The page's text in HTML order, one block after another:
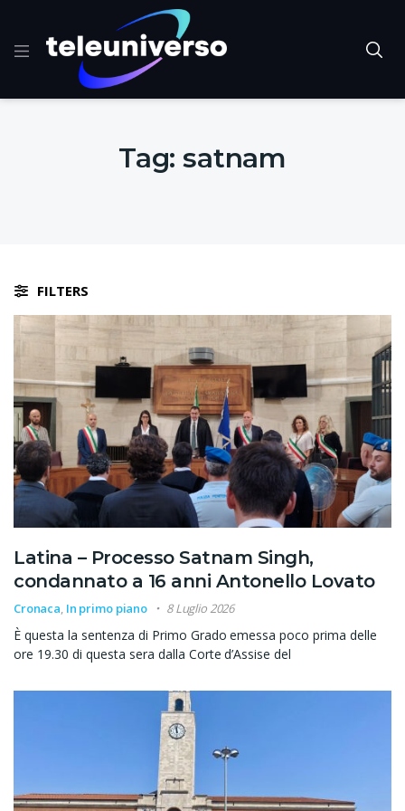
Tag:satnam
FILTERS
Latina – Processo Satnam Singh,
condannato a 16 anni Antonello Lovato
Cronaca, In primo piano 8 Luglio 2026
È questa la sentenza di Primo Grado emessa poco prima delle
ore 19.30 di questa sera dalla Corte d’Assise del